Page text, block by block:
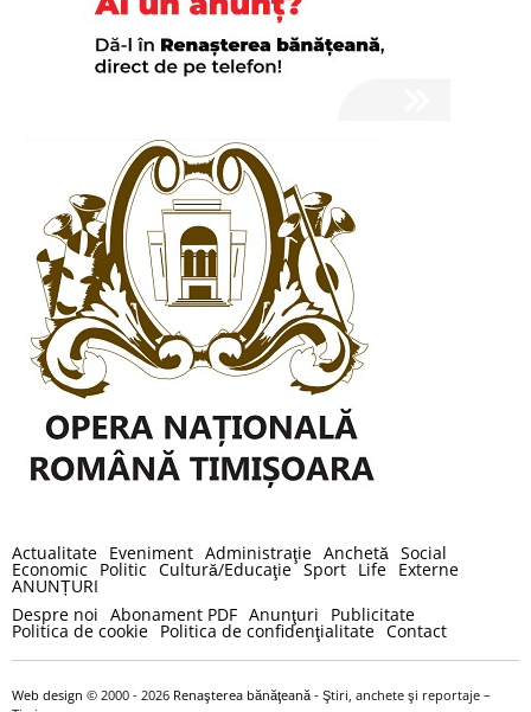
Actualitate Eveniment Administraţie Anchetă Social
Economic Politic Cultură/Educaţie Sport Life Externe
ANUNȚURI
Despre noi Abonament PDF Anunţuri Publicitate
Politica de cookie Politica de confidenţialitate Contact
Web design © 2000 - 2026 Renaşterea bănăţeană - Ştiri, anchete şi reportaje –